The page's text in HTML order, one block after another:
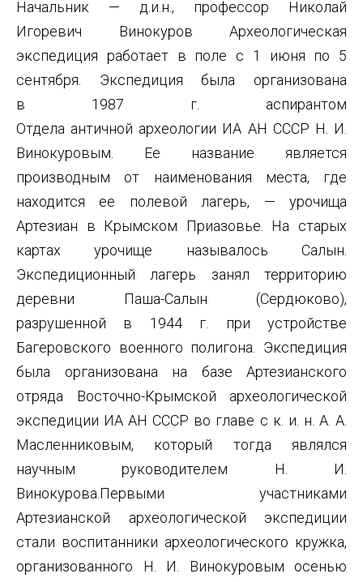
Начальник — д.и.н., профессор Николай
Игоревич Винокуров Археологическая
экспедиция работает в поле с 1 июня по 5
сентября. Экспедиция была организована
в 1987 г. аспирантом
Отдела античной археологии ИА АН СССР Н. И.
Винокуровым. Ее название является
производным от наименования места, где
находится ее полевой лагерь, — урочища
Артезиан в Крымском Приазовье. На старых
картах урочище называлось Салын.
Экспедиционный лагерь занял территорию
деревни Паша-Салын (Сердюково),
разрушенной в 1944 г. при устройстве
Багеровского военного полигона. Экспедиция
была организована на базе Артезианского
отряда Восточно-Крымской археологической
экспедиции ИА АН СССР во главе с к. и. н. А. А.
Масленниковым, который тогда являлся
научным руководителем Н. И.
Винокурова.Первыми участниками
Артезианской археологической экспедиции
стали воспитанники археологического кружка,
организованного Н. И. Винокуровым осенью